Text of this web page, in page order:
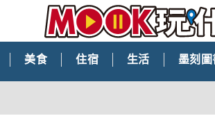
美食 住宿 生活 墨刻圖